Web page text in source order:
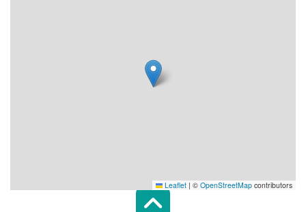
Leaflet | © OpenStreetMap contributors